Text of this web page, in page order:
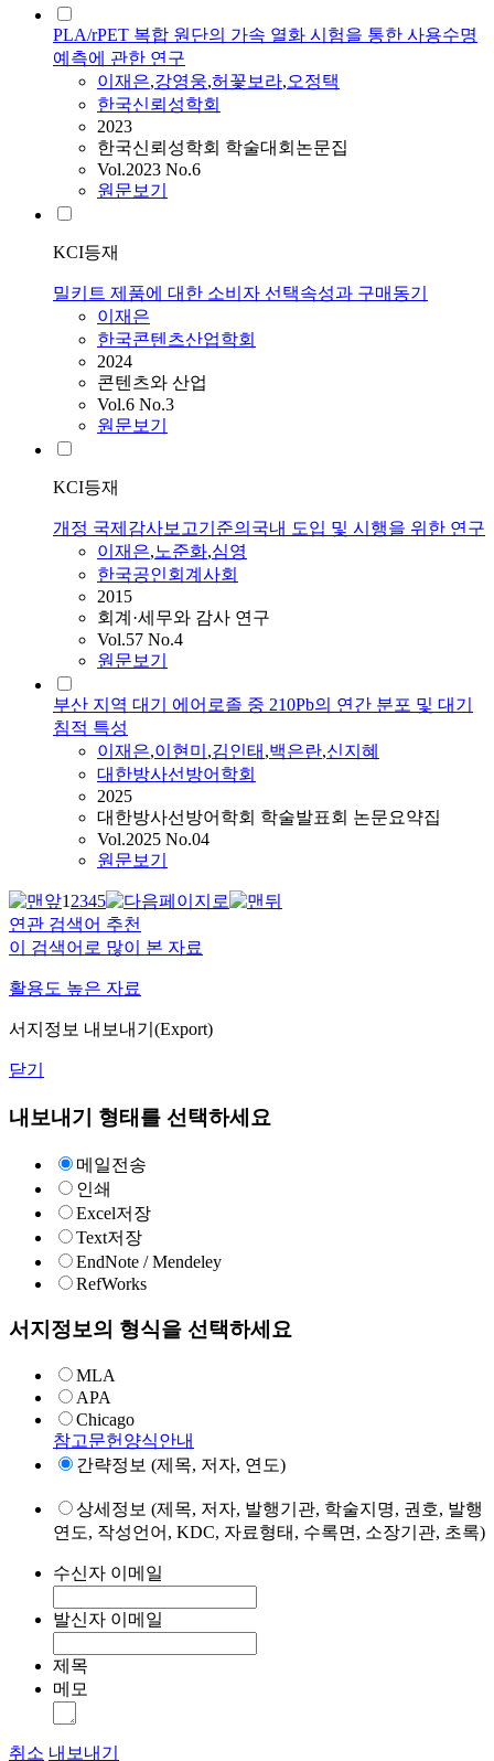
PLA/rPET 복합 원단의 가속 열화 시험을 통한 사용수명
예측에 관한 연구
이재은,강영웅,허꽃보라,오정택
한국신뢰성학회
2023
한국신뢰성학회 학술대회논문집
Vol.2023 No.6
원문보기
KCI등재
밀키트 제품에 대한 소비자 선택속성과 구매동기
이재은
한국콘텐츠산업학회
2024
콘텐츠와 산업
Vol.6 No.3
원문보기
KCI등재
개정 국제감사보고기준의국내 도입 및 시행을 위한 연구
이재은,노준화,심영
한국공인회계사회
2015
회계·세무와 감사 연구
Vol.57 No.4
원문보기
부산 지역 대기 에어로졸 중 210Pb의 연간 분포 및 대기
침적 특성
이재은,이현미 ,김인태 ,백은란,신지혜
대한방사선방어학회
2025
대한방사선방어학회 학술발표회 논문요약집
Vol.2025 No.04
원문보기
12345
연관 검색어 추천
이 검색어로 많이 본 자료
활용도 높은 자료
서지정보 내보내기(Export)
닫기
내보내기 형태를 선택하세요
메일전송
인쇄
Excel저장
Text저장
EndNote / Mendeley
RefWorks
서지정보의 형식을 선택하세요
MLA
APA
Chicago
참고문헌양식안내
간략정보 (제목, 저자, 연도)
상세정보 (제목, 저자, 발행기관, 학술지명, 권호, 발행
연도, 작성언어, KDC, 자료형태, 수록면, 소장기관, 초록)
수신자 이메일
발신자 이메일
제목
메모
취소 내보내기